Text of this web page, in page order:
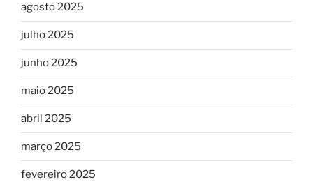
agosto 2025
julho 2025
junho 2025
maio 2025
abril 2025
março 2025
fevereiro 2025